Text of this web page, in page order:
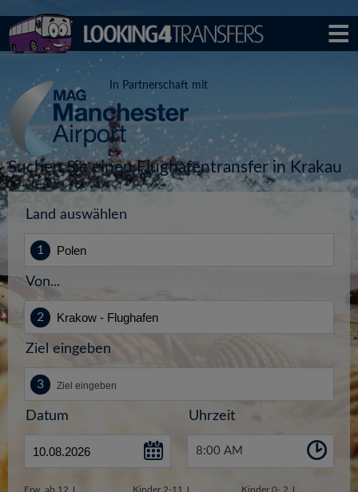
In Partnerschaft mit
Suchen Sie einen Flughafentransfer in Krakau
Land auswählen
Von...
Ziel eingeben
Datum Uhrzeit
8:00 AM
Erw. ab 12 J. Kinder 2-11 J. Kinder 0- 2 J.